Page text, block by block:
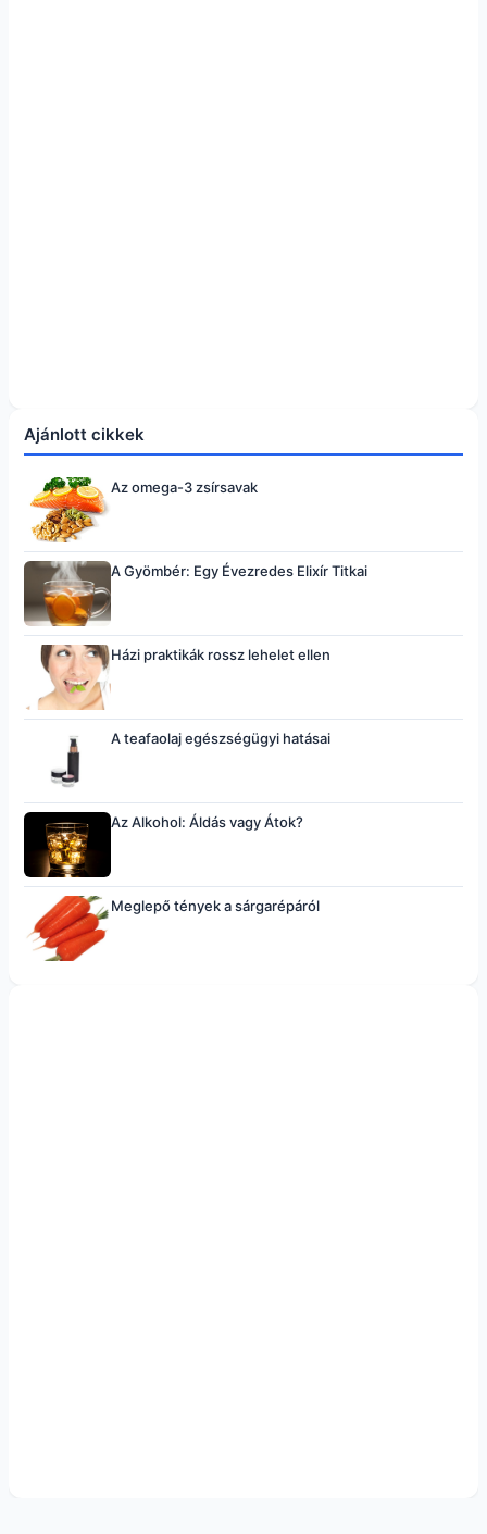
Ajánlott cikkek
Az omega-3 zsírsavak
A Gyömbér: Egy Évezredes Elixír Titkai
Házi praktikák rossz lehelet ellen
A teafaolaj egészségügyi hatásai
Az Alkohol: Áldás vagy Átok?
Meglepő tények a sárgarépáról